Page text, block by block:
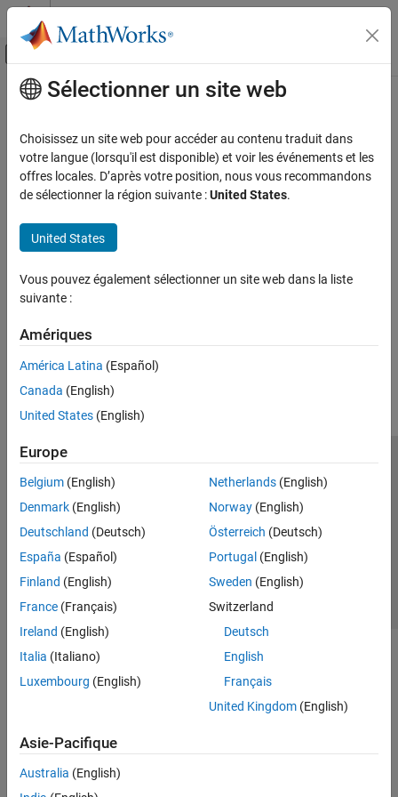
Passer au contenu
Activer/désactiver l'affichage du menu
Accueil de la documentation
Contenu principal
How useful was this information?
Sélectionner un site web
Choisissez un site web pour accéder au contenu traduit dans
votre langue (lorsqu'il est disponible) et voir les événements et les
offres locales. D’après votre position, nous vous recommandons
de sélectionner la région suivante :United States.
United States
Vous pouvez également sélectionner un site web dans la liste
suivante :
Amériques
América Latina (Español)
Canada (English)
United States (English)
Europe
Belgium (English)
Denmark (English)
Deutschland (Deutsch)
España (Español)
Finland (English)
France (Français)
Ireland (English)
Italia (Italiano)
Luxembourg (English)
Netherlands(English)
Norway(English)
Österreich (Deutsch)
Portugal (English)
Sweden (English)
Switzerland
Deutsch
English
Français
United Kingdom(English)
Asie-Pacifique
Australia (English)
Lutte anti-piratage
Contacts locaux
© 1994-2026 The MathWorks, Inc.